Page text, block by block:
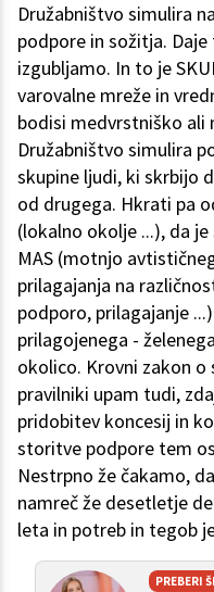
Družabništvo simulira
podpore in sožitja.
izgubljamo. In to je
varovalne mreže in
bodisi medvrstniško ali
Družabništvo simulira
skupine ljudi, ki skrbijo
od drugega. Hkrati pa
(lokalno okolje ...), da
MAS (motnjo
prilagajanja na
podporo, prilagajanje
prilagojenega -
okolico. Krovni zakon
pravilniki upam tudi,
pridobitev koncesij in
storitve podpore tem
Nestrpno že čakamo,
namreč že desetletje
leta in potreb in tegob
PREBERI